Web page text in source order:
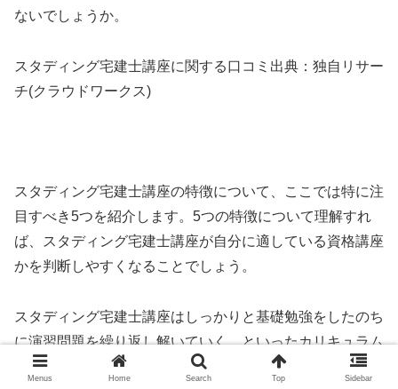
ないでしょうか。
スタディング宅建士講座に関する口コミ出典：独自リサー
チ(クラウドワークス)
スタディング宅建士講座の特徴について、ここでは特に注
目すべき5つを紹介します。5つの特徴について理解すれ
ば、スタディング宅建士講座が自分に適している資格講座
かを判断しやすくなることでしょう。
スタディング宅建士講座はしっかりと基礎勉強をしたのち
に演習問題を繰り返し解いていく、といったカリキュラム
で授業を進めていきます。したがって、宅建士の知識がな
Menus Home Search Top Sidebar